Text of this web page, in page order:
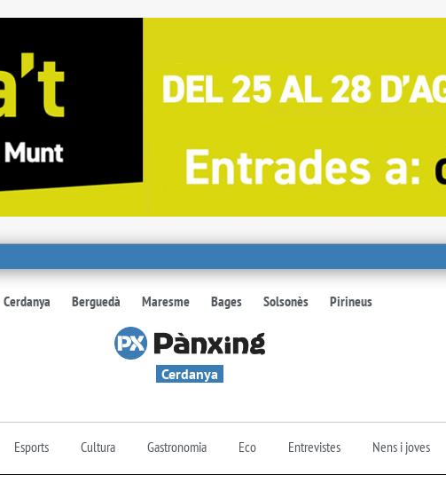
Cerdanya Berguedà Maresme Bages Solsonès Pirineus
Cerdanya
Esports Cultura Gastronomia Eco Entrevistes Nens i joves